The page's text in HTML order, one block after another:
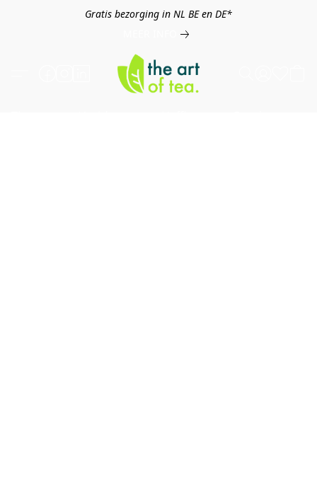
Gratis bezorging in NL BE en DE*